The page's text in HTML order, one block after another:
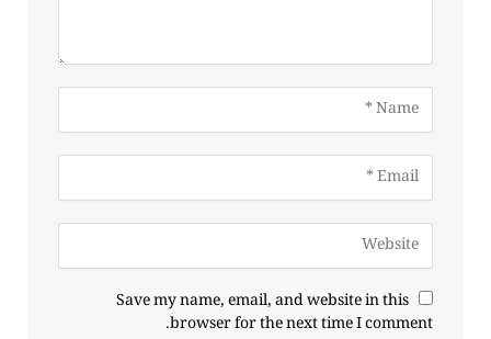
Save my name, email, and website in this
browser for the next time I comment.